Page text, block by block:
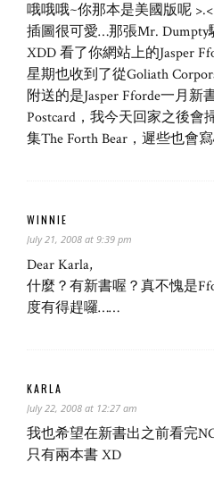
哦哦哦~你那本是美國版呢
插圖很可愛…那張Mr.
XDD 看了你網站上的Jasper
星期也收到了從Goliath
附送的是Jasper Fforde一月新
Postcard，我今天回家之後
集The Forth Bear，遲些也會
WINNIE
July 21, 2008 at 9:39 pm
Dear Karla,
什麼？有新書喔？真不愧是
度有得趕囉……
KARLA
July 22, 2008 at 12:27 am
我也希望在新書出之前看完
只有兩本書 XD